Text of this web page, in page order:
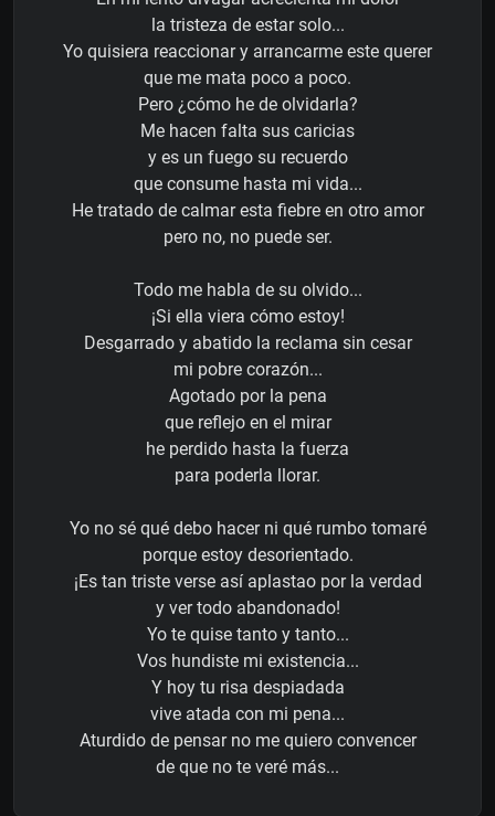
la tristeza de estar solo...
Yo quisiera reaccionar y arrancarme este querer
que me mata poco a poco.
Pero ¿cómo he de olvidarla?
Me hacen falta sus caricias
y es un fuego su recuerdo
que consume hasta mi vida...
He tratado de calmar esta fiebre en otro amor
pero no, no puede ser.
Todo me habla de su olvido...
¡Si ella viera cómo estoy!
Desgarrado y abatido la reclama sin cesar
mi pobre corazón...
Agotado por la pena
que reflejo en el mirar
he perdido hasta la fuerza
para poderla llorar.
Yo no sé qué debo hacer ni qué rumbo tomaré
porque estoy desorientado.
¡Es tan triste verse así aplastao por la verdad
y ver todo abandonado!
Yo te quise tanto y tanto...
Vos hundiste mi existencia...
Y hoy tu risa despiadada
vive atada con mi pena...
Aturdido de pensar no me quiero convencer
de que no te veré más...